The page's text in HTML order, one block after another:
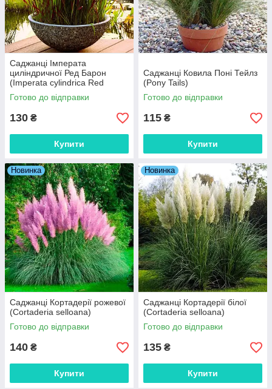
Саджанці Імперата
циліндричної Ред Барон
(Imperata cylindrica Red
Baron)
Готово до відправки
130 ₴
Купити
Саджанці Ковила Поні Тейлз
(Pony Tails)
Готово до відправки
115 ₴
Купити
Новинка
Саджанці Кортадерії рожевої
(Cortaderia selloana)
Готово до відправки
140 ₴
Купити
Новинка
Саджанці Кортадерії білої
(Cortaderia selloana)
Готово до відправки
135 ₴
Купити